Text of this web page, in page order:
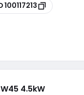
100117213
4.5kW